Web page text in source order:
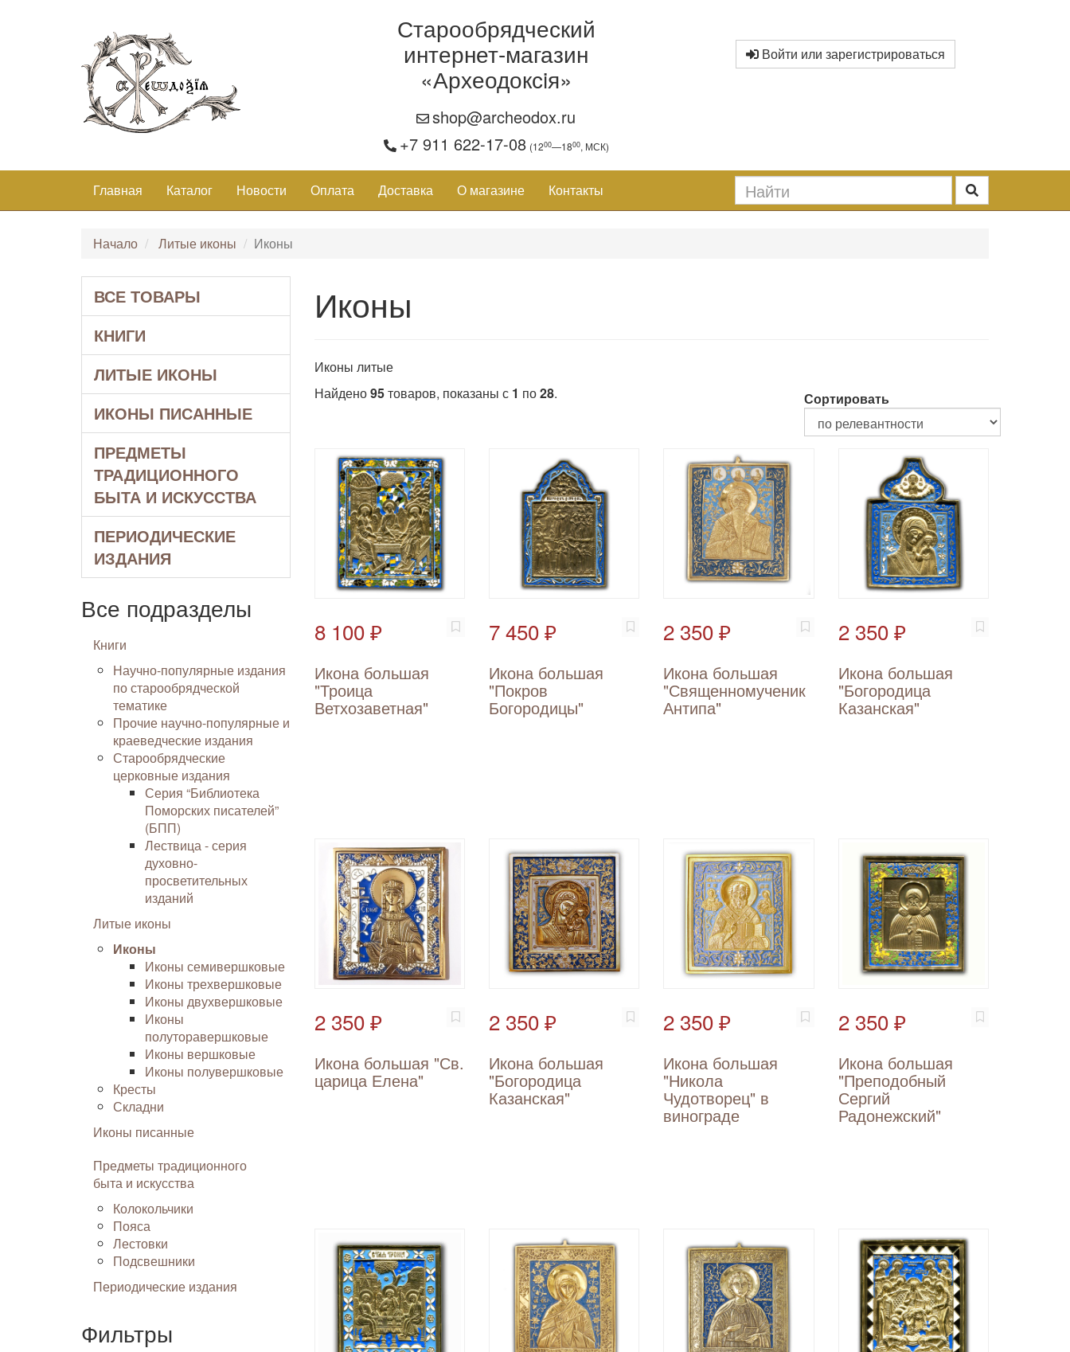
Старообрядческий
интернет-магазин
«Археодоксiя»
shop@archeodox.ru
+7 911 622-17-08 (1200—1800, МСК)
Войти или зарегистрироваться
Главная Каталог Новости Оплата Доставка О магазине Контакты
Начало Литые иконы Иконы
ВСЕ ТОВАРЫ
КНИГИ
ЛИТЫЕ ИКОНЫ
ИКОНЫ ПИСАННЫЕ
ПРЕДМЕТЫ
ТРАДИЦИОННОГО
БЫТА И ИСКУССТВА
ПЕРИОДИЧЕСКИЕ
ИЗДАНИЯ
Все подразделы
Книги
Научно-популярные издания
по старообрядческой
тематике
Прочие научно-популярные и
краеведческие издания
Старообрядческие
церковные издания
Серия “Библиотека
Поморских писателей”
(БПП)
Лествица - серия
духовно-
просветительных
изданий
Литые иконы
Иконы
Иконы семивершковые
Иконы трехвершковые
Иконы двухвершковые
Иконы
полуторавершковые
Иконы вершковые
Иконы полувершковые
Кресты
Складни
Иконы писанные
Предметы традиционного
быта и искусства
Колокольчики
Пояса
Лестовки
Подсвешники
Периодические издания
Фильтры
Иконы
Иконы литые
Найдено95товаров, показаны с 1 по28. Сортировать
8 100 ₽
Икона большая
"Троица
Ветхозаветная"
7 450 ₽
Икона большая
"Покров
Богородицы"
2 350 ₽
Икона большая
"Священномученик
Антипа"
2 350 ₽
Икона большая
"Богородица
Казанская"
2 350 ₽
Икона большая "Св.
царица Елена"
2 350 ₽
Икона большая
"Богородица
Казанская"
2 350 ₽
Икона большая
"Никола
Чудотворец" в
винограде
2 350 ₽
Икона большая
"Преподобный
Сергий
Радонежский"